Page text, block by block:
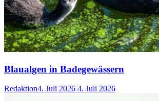
Blaualgen in Badegewässern
Redaktion4. Juli 2026 4. Juli 2026